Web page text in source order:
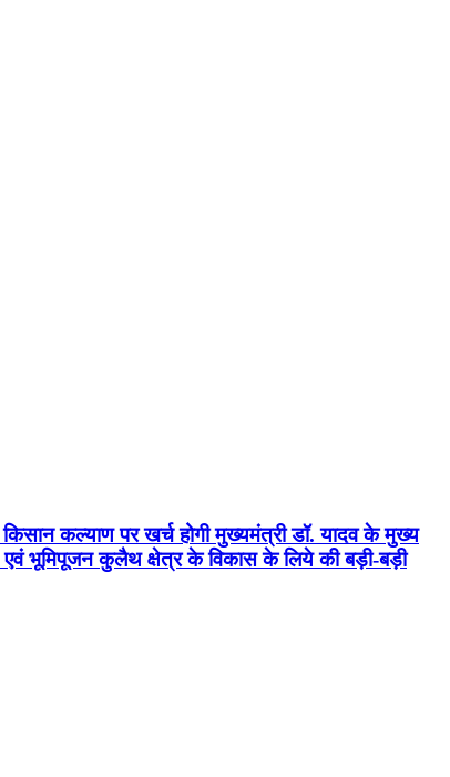
कल्याण पर खर्च होगी मुख्यमंत्री डॉ. यादव के मुख्य
भूमिपूजन कुलैथ क्षेत्र के विकास के लिये की बड़ी-बड़ी